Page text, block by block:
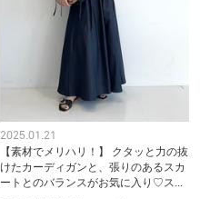
2025.01.21
【素材でメリハリ！】 クタッと力の抜
けたカーディガンと、張りのあるスカ
ートとのバランスがお気に入り♡ス...